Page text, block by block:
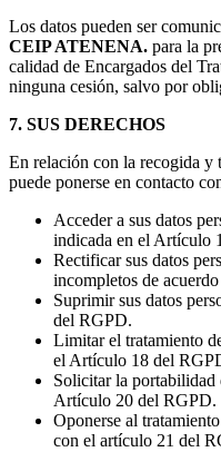
Los datos pueden ser
CEIP ATENENA. para la
calidad de Encargados del
ninguna cesión, salvo por
7. SUS DERECHOS
En relación con la recogida y
puede ponerse en contacto
Acceder a sus datos
indicada en el Artículo
Rectificar sus datos
incompletos de
Suprimir sus datos
del RGPD.
Limitar el tratamiento
el Artículo 18 del
Solicitar la portabilidad
Artículo 20 del RGPD.
Oponerse al
con el artículo 21 del